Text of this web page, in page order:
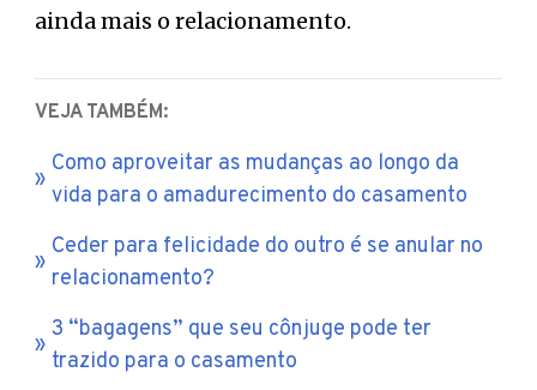
ainda mais o relacionamento.
VEJA TAMBÉM:
Como aproveitar as mudanças ao longo da
vida para o amadurecimento do casamento
Ceder para felicidade do outro é se anular no
relacionamento?
3 “bagagens” que seu cônjuge pode ter
trazido para o casamento